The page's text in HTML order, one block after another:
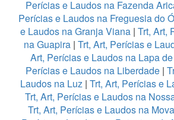
Perícias e Laudos na Fazenda
Perícias e Laudos na Freguesia do Ó
e Laudos na Granja Viana | Trt, Art,
na Guapira| Trt, Art, Perícias e
Art, Perícias e Laudos na Lapa
Perícias e Laudos na Liberdade |
Laudos na Luz| Trt, Art, Perícias e
Trt, Art, Perícias e Laudos na
Trt, Art, Perícias e Laudos na